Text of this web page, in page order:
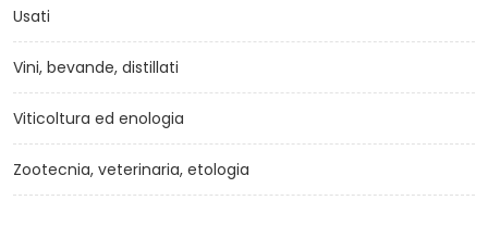
Usati
Vini, bevande, distillati
Viticoltura ed enologia
Zootecnia, veterinaria, etologia